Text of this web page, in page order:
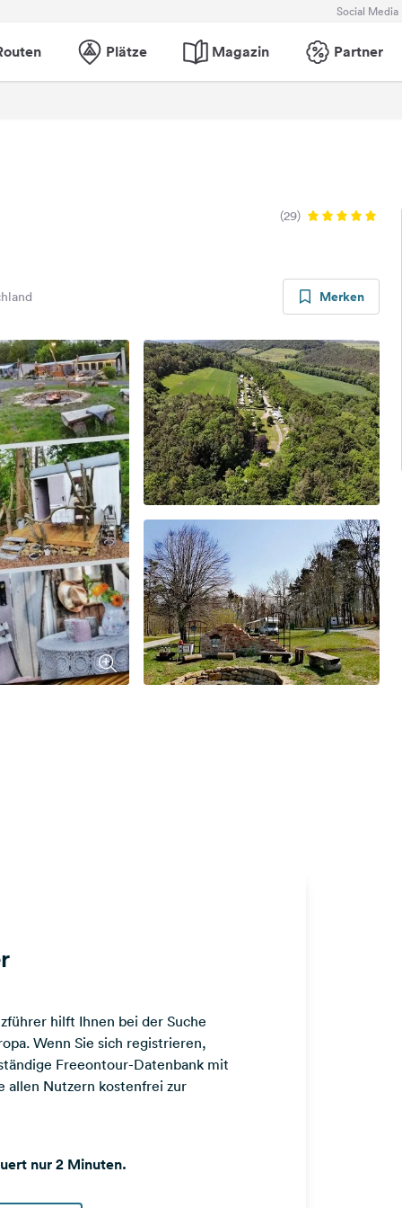
Social Media
Plätze Magazin Partner
(29)
Merken
hilft Ihnen bei der Suche
Wenn Sie sich registrieren,
Freeontour-Datenbank mit
allen Nutzern kostenfrei zur
nur 2 Minuten.